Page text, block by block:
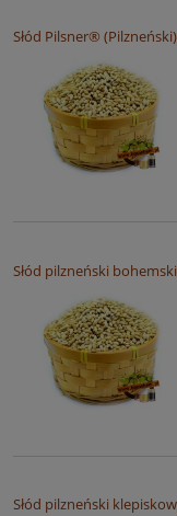
Słód Pilsner®
Słód pilzneński
Słód pilzneński